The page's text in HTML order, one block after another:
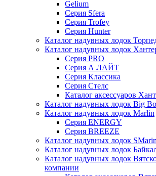
Gelium
Серия Sfera
Серия Trofey
Серия Hunter
Каталог надувных лодок
Каталог надувных лодок
Серия PRO
Серия А ЛАЙТ
Серия Классика
Серия Стелс
Каталог аксессуаров
Каталог надувных лодок Big
Каталог надувных лодок Marlin
Серия ENERGY
Серия BREEZE
Каталог надувных лодок
Каталог надувных лодок
Каталог надувных лодок
компании